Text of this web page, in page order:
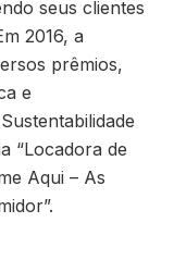
seus clientes
2016, a
prêmios,
e
“Locadora de
Aqui – As